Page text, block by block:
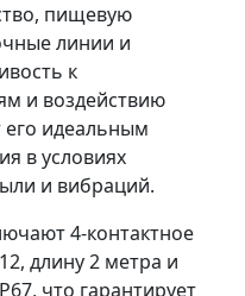
пищевую
линии и
к
и воздействию
идеальным
в условиях
и вибраций.
4-контактное
длину 2 метра и
что гарантирует